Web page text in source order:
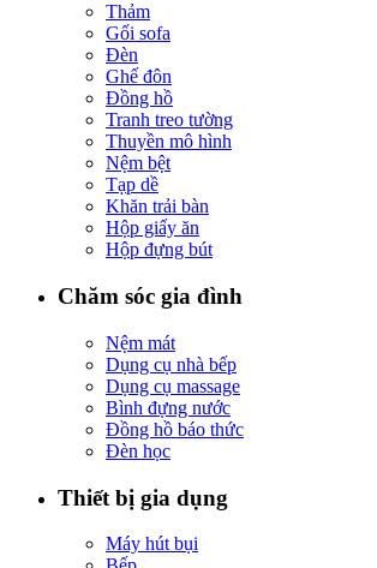
Thảm
Gối sofa
Đèn
Ghế đôn
Đồng hồ
Tranh treo tường
Thuyền mô hình
Nệm bệt
Tạp dề
Khăn trải bàn
Hộp giấy ăn
Hộp đựng bút
Chăm sóc gia đình
Nệm mát
Dụng cụ nhà bếp
Dụng cụ massage
Bình đựng nước
Đồng hồ báo thức
Đèn học
Thiết bị gia dụng
Máy hút bụi